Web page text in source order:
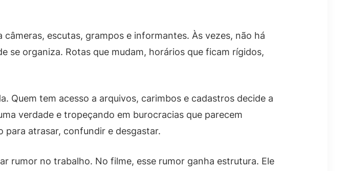
escutas, grampos e informantes. Às vezes, não há
se organiza. Rotas que mudam, horários que ficam rígidos,
Quem tem acesso a arquivos, carimbos e cadastros decide a
verdade e tropeçando em burocracias que parecem
para atrasar, confundir e desgastar.
rumor no trabalho. No filme, esse rumor ganha estrutura. Ele